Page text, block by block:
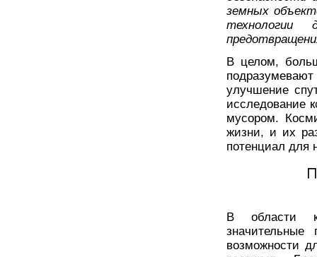
земных
технологии
В целом,
улучшение
исследование
мусором.
жизни, и их
потенциал для
В области
возможности